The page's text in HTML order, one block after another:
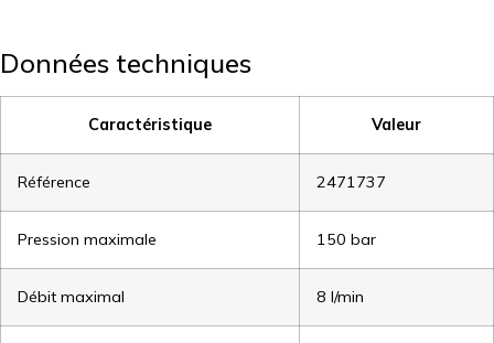
Données techniques
Caractéristique Valeur
Référence 2471737
Pression maximale 150 bar
Débit maximal 8 l/min